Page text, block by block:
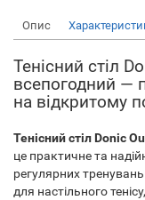
Опис
Тенісний стіл
всепогодний —
на відкритому
Тенісний стіл Donic
це практичне та
регулярних
для настільного